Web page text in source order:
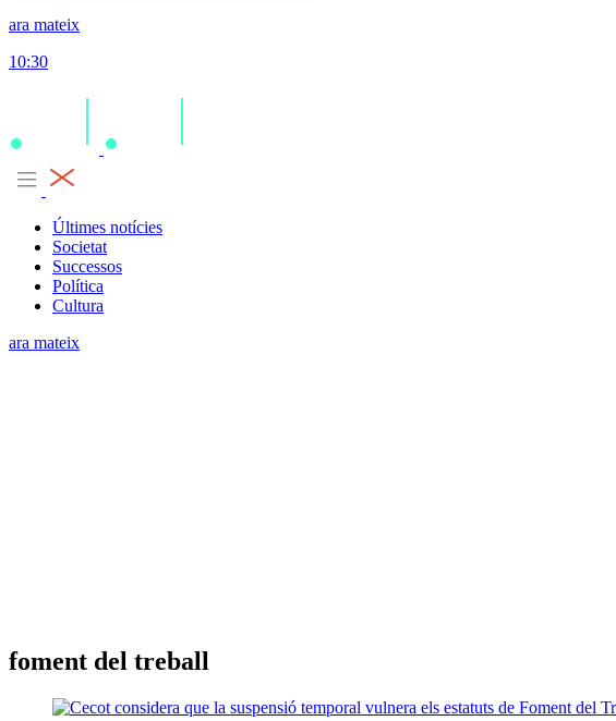
ara mateix
10:30
Últimes notícies
Societat
Successos
Política
Cultura
ara mateix
foment del treball